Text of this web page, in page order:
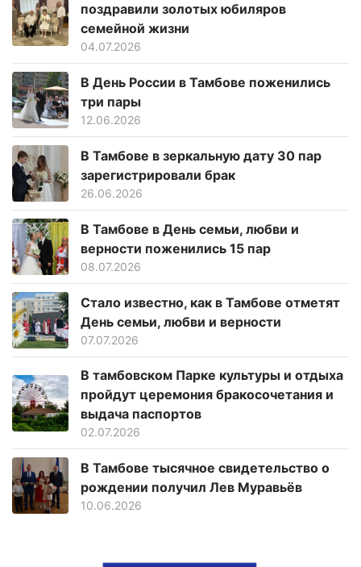
поздравили золотых юбиляров
семейной жизни
04.07.2026
В День России в Тамбове поженились
три пары
12.06.2026
В Тамбове в зеркальную дату 30 пар
зарегистрировали брак
26.06.2026
В Тамбове в День семьи, любви и
верности поженились 15 пар
08.07.2026
Стало известно, как в Тамбове отметят
День семьи, любви и верности
07.07.2026
В тамбовском Парке культуры и отдыха
пройдут церемония бракосочетания и
выдача паспортов
02.07.2026
В Тамбове тысячное свидетельство о
рождении получил Лев Муравьёв
10.06.2026